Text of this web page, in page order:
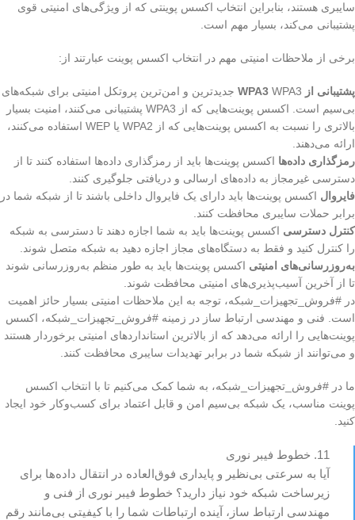
سایبری هستند، بنابراین انتخاب اکسس پوینتی که از ویژگی‌های امنیتی قوی
پشتیبانی می‌کند، بسیار مهم است.
برخی از ملاحظات امنیتی مهم در انتخاب اکسس پوینت عبارتند از:
پشتیبانی از WPA3
WPA3 جدیدترین و امن‌ترین پروتکل امنیتی برای شبکه‌های
بی‌سیم است. اکسس پوینت‌هایی که از WPA3 پشتیبانی می‌کنند، امنیت بسیار
بالاتری را نسبت به اکسس پوینت‌هایی که از WPA2 یا WEP استفاده می‌کنند،
ارائه می‌دهند.
رمزگذاری داده‌ها اکسس پوینت‌ها باید از رمزگذاری داده‌ها استفاده کنند تا از
دسترسی غیرمجاز به داده‌های ارسالی و دریافتی جلوگیری کنند.
فایروال اکسس پوینت‌ها باید دارای یک فایروال داخلی باشند تا از شبکه شما در
برابر حملات سایبری محافظت کنند.
کنترل دسترسی اکسس پوینت‌ها باید به شما اجازه دهند تا دسترسی به شبکه
را کنترل کنید و فقط به دستگاه‌های مجاز اجازه دهید به شبکه متصل شوند.
به‌روزرسانی‌های امنیتی اکسس پوینت‌ها باید به طور منظم به‌روزرسانی شوند
تا از آخرین آسیب‌پذیری‌های امنیتی محافظت شوند.
در #فروش_تجهیزات_شبکه، توجه به این ملاحظات امنیتی بسیار حائز اهمیت
است. فنی و مهندسی ارتباط ساز در زمینه #فروش_تجهیزات_شبکه، اکسس
پوینت‌هایی را ارائه می‌دهد که از بالاترین استانداردهای امنیتی برخوردار هستند
و می‌توانند از شبکه شما در برابر تهدیدات سایبری محافظت کنند.
ما در #فروش_تجهیزات_شبکه، به شما کمک می‌کنیم تا با انتخاب اکسس
پوینت مناسب، یک شبکه بی‌سیم امن و قابل اعتماد برای کسب‌وکار خود ایجاد
کنید.
11. خطوط فیبر نوری
آیا به سرعتی بی‌نظیر و پایداری فوق‌العاده در انتقال داده‌ها برای
زیرساخت شبکه خود نیاز دارید؟ خطوط فیبر نوری از فنی و
مهندسی ارتباط ساز، آینده ارتباطات شما را با کیفیتی بی‌مانند رقم